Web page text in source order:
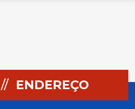
// ENDEREÇO